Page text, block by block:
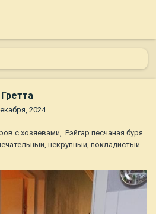
2024
с хозяевами, Рэйгар песчаная буря
некрупный, покладистый.